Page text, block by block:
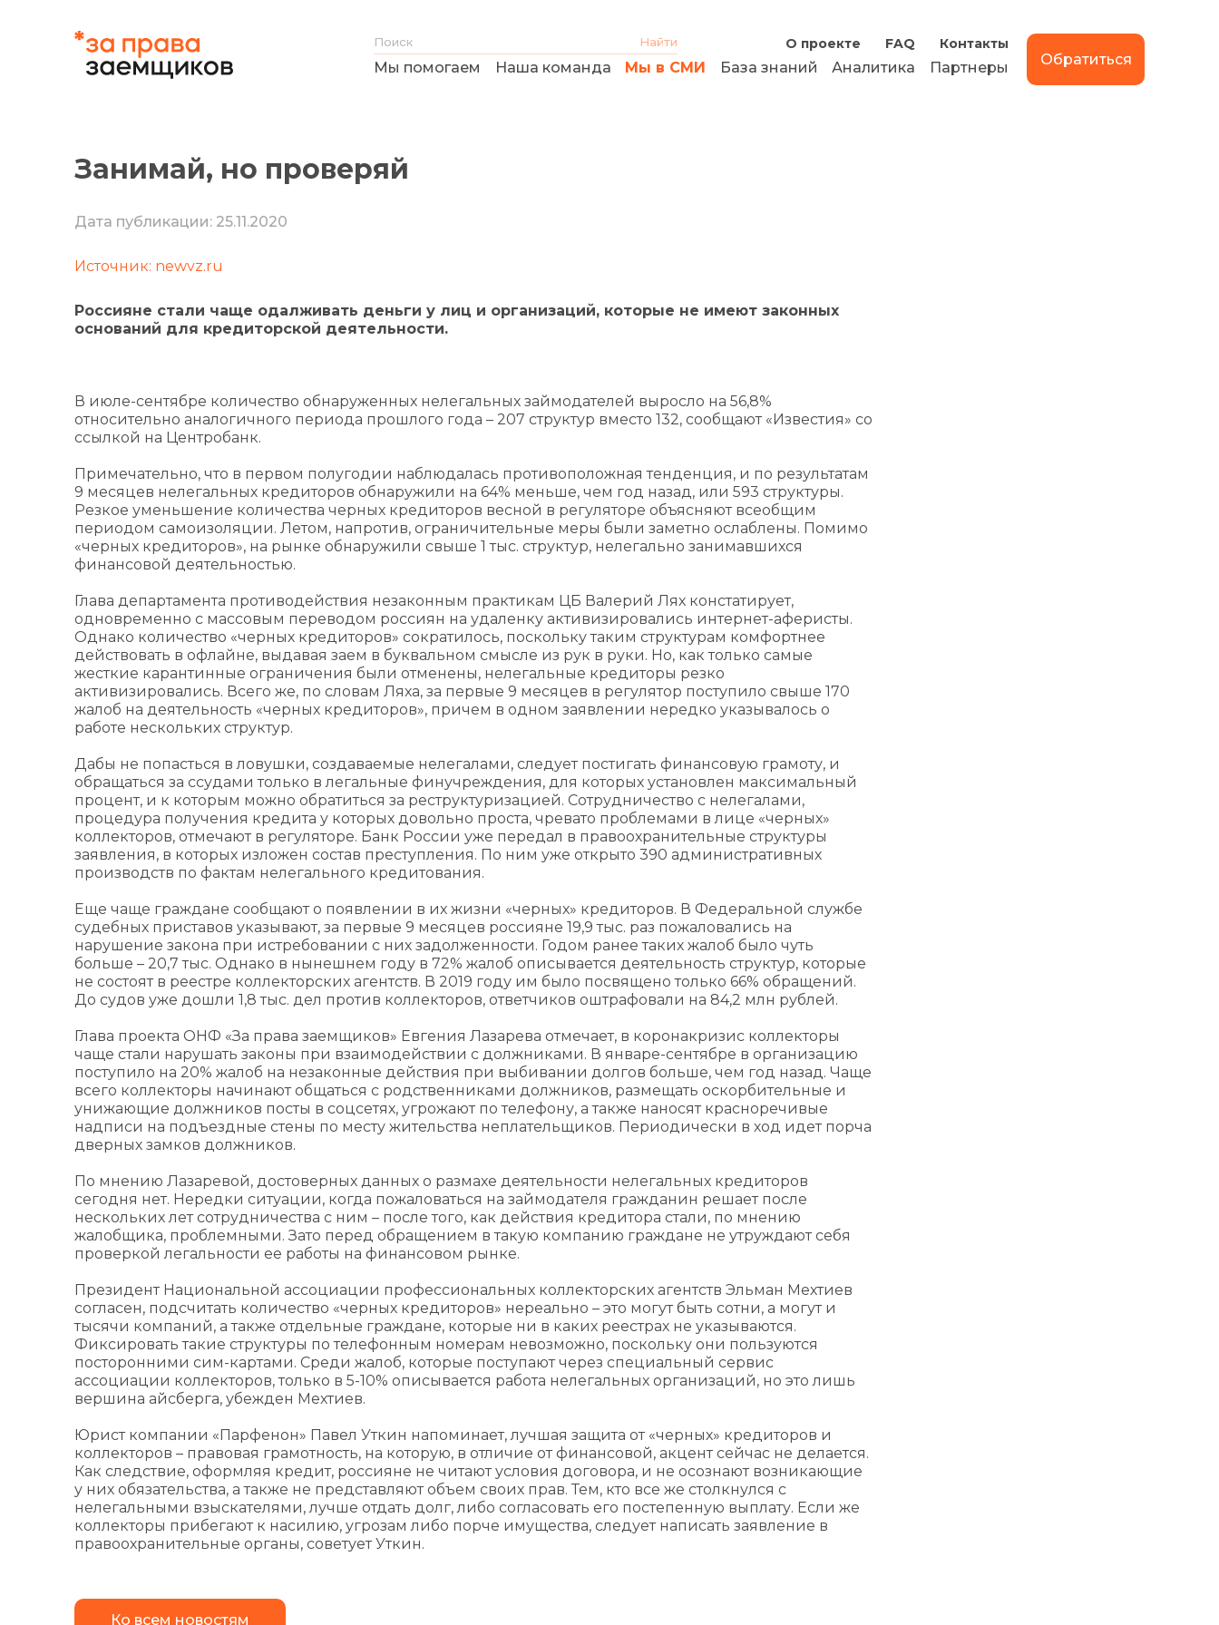
О проекте FAQ Контакты
Мы помогаем Наша команда Мы в СМИ База знаний Аналитика Партнеры Обратиться
Занимай, но проверяй
Дата публикации: 25.11.2020
Источник: newvz.ru
Россияне стали чаще одалживать деньги у лиц и организаций, которые не имеют законных
оснований для кредиторской деятельности.
В июле-сентябре количество обнаруженных нелегальных займодателей выросло на 56,8%
относительно аналогичного периода прошлого года – 207 структур вместо 132, сообщают «Известия» со
ссылкой на Центробанк.
Примечательно, что в первом полугодии наблюдалась противоположная тенденция, и по результатам
9 месяцев нелегальных кредиторов обнаружили на 64% меньше, чем год назад, или 593 структуры.
Резкое уменьшение количества черных кредиторов весной в регуляторе объясняют всеобщим
периодом самоизоляции. Летом, напротив, ограничительные меры были заметно ослаблены. Помимо
«черных кредиторов», на рынке обнаружили свыше 1 тыс. структур, нелегально занимавшихся
финансовой деятельностью.
Глава департамента противодействия незаконным практикам ЦБ Валерий Лях констатирует,
одновременно с массовым переводом россиян на удаленку активизировались интернет-аферисты.
Однако количество «черных кредиторов» сократилось, поскольку таким структурам комфортнее
действовать в офлайне, выдавая заем в буквальном смысле из рук в руки. Но, как только самые
жесткие карантинные ограничения были отменены, нелегальные кредиторы резко
активизировались. Всего же, по словам Ляха, за первые 9 месяцев в регулятор поступило свыше 170
жалоб на деятельность «черных кредиторов», причем в одном заявлении нередко указывалось о
работе нескольких структур.
Дабы не попасться в ловушки, создаваемые нелегалами, следует постигать финансовую грамоту, и
обращаться за ссудами только в легальные финучреждения, для которых установлен максимальный
процент, и к которым можно обратиться за реструктуризацией. Сотрудничество с нелегалами,
процедура получения кредита у которых довольно проста, чревато проблемами в лице «черных»
коллекторов, отмечают в регуляторе. Банк России уже передал в правоохранительные структуры
заявления, в которых изложен состав преступления. По ним уже открыто 390 административных
производств по фактам нелегального кредитования.
Еще чаще граждане сообщают о появлении в их жизни «черных» кредиторов. В Федеральной службе
судебных приставов указывают, за первые 9 месяцев россияне 19,9 тыс. раз пожаловались на
нарушение закона при истребовании с них задолженности. Годом ранее таких жалоб было чуть
больше – 20,7 тыс. Однако в нынешнем году в 72% жалоб описывается деятельность структур, которые
не состоят в реестре коллекторских агентств. В 2019 году им было посвящено только 66% обращений.
До судов уже дошли 1,8 тыс. дел против коллекторов, ответчиков оштрафовали на 84,2 млн рублей.
Глава проекта ОНФ «За права заемщиков» Евгения Лазарева отмечает, в коронакризис коллекторы
чаще стали нарушать законы при взаимодействии с должниками. В январе-сентябре в организацию
поступило на 20% жалоб на незаконные действия при выбивании долгов больше, чем год назад. Чаще
всего коллекторы начинают общаться с родственниками должников, размещать оскорбительные и
унижающие должников посты в соцсетях, угрожают по телефону, а также наносят красноречивые
надписи на подъездные стены по месту жительства неплательщиков. Периодически в ход идет порча
дверных замков должников.
По мнению Лазаревой, достоверных данных о размахе деятельности нелегальных кредиторов
сегодня нет. Нередки ситуации, когда пожаловаться на займодателя гражданин решает после
нескольких лет сотрудничества с ним – после того, как действия кредитора стали, по мнению
жалобщика, проблемными. Зато перед обращением в такую компанию граждане не утруждают себя
проверкой легальности ее работы на финансовом рынке.
Президент Национальной ассоциации профессиональных коллекторских агентств Эльман Мехтиев
согласен, подсчитать количество «черных кредиторов» нереально – это могут быть сотни, а могут и
тысячи компаний, а также отдельные граждане, которые ни в каких реестрах не указываются.
Фиксировать такие структуры по телефонным номерам невозможно, поскольку они пользуются
посторонними сим-картами. Среди жалоб, которые поступают через специальный сервис
ассоциации коллекторов, только в 5-10% описывается работа нелегальных организаций, но это лишь
вершина айсберга, убежден Мехтиев.
Юрист компании «Парфенон» Павел Уткин напоминает, лучшая защита от «черных» кредиторов и
коллекторов – правовая грамотность, на которую, в отличие от финансовой, акцент сейчас не делается.
Как следствие, оформляя кредит, россияне не читают условия договора, и не осознают возникающие
у них обязательства, а также не представляют объем своих прав. Тем, кто все же столкнулся с
нелегальными взыскателями, лучше отдать долг, либо согласовать его постепенную выплату. Если же
коллекторы прибегают к насилию, угрозам либо порче имущества, следует написать заявление в
правоохранительные органы, советует Уткин.
Ко всем новостям